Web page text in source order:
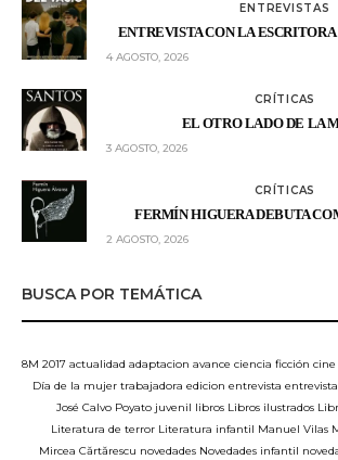
ENTREVISTAS
ENTREVISTA CON LA
4 AGOSTO, 2026
CRÍTICAS
EL OTRO LADO DE LA
3 AGOSTO, 2026
CRÍTICAS
FERMÍN HIGUERA DEBUTA
2 AGOSTO, 2026
BUSCA POR TEMÁTICA
8M 2017 actualidad adaptacion avance ciencia ficción cine
Día de la mujer trabajadora edicion entrevista
José Calvo Poyato juvenil libros Libros ilustrados
Literatura de terror Literatura infantil Manuel Vilas
Mircea Cărtărescu novedades Novedades infantil